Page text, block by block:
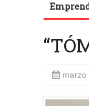
marzo